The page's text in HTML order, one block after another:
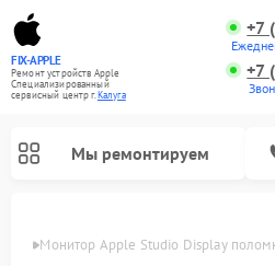
FIX-APPLE
Ремонт устройств Apple
Специализированный
cервисный центр г.Калуга
+7
+7
Мы ремонтируем
Монитор Apple Studio Display